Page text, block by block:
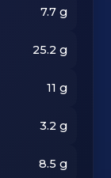
7.7g
25.2 g
11 g
3.2 g
8.5 g